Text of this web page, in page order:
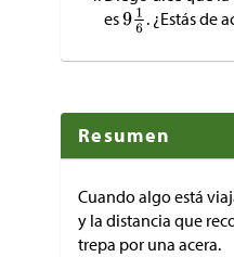
es
. ¿Estás de
Resumen
Cuando algo está
y la distancia que
trepa por una acera.